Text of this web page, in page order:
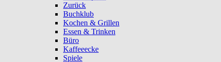
Zurück
Buchklub
Kochen & Grillen
Essen & Trinken
Büro
Kaffeeecke
Spiele